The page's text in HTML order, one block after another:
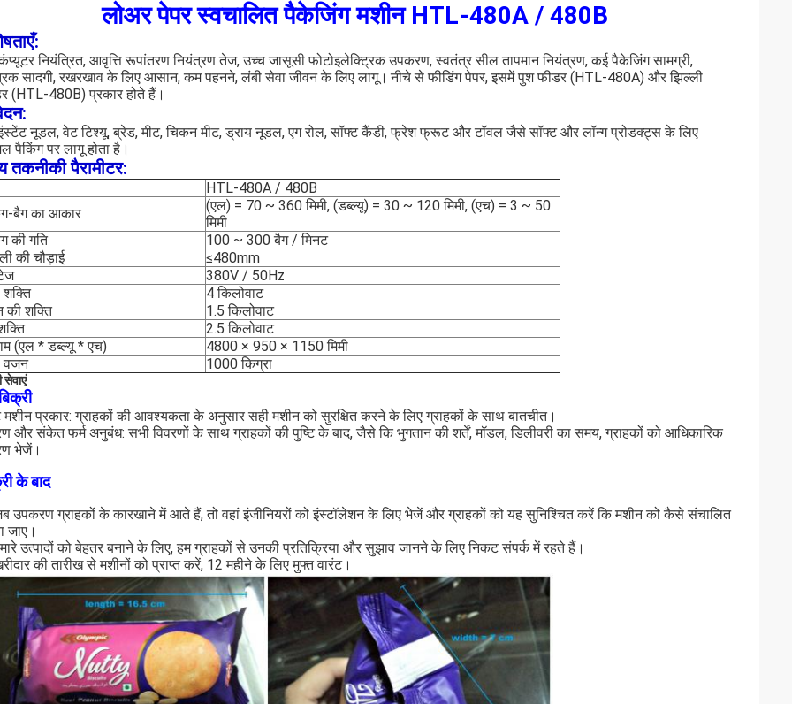
लोअर पेपर स्वचालित पैकेजिंग मशीन HTL-480A / 480B
कंप्यूटर नियंत्रित, आवृत्ति रूपांतरण नियंत्रण तेज, उच्च जासूसी फोटोइलेक्ट्रिक उपकरण, स्वतंत्र सील तापमान नियंत्रण, कई पैकेजिंग सामग्री,
सादगी, रखरखाव के लिए आसान, कम पहनने, लंबी सेवा जीवन के लिए लागू। नीचे से फीडिंग पेपर, इसमें पुश फीडर (HTL-480A) और झिल्ली
(HTL-480B) प्रकार होते हैं।
नूडल, वेट टिश्यू, ब्रेड, मीट, चिकन मीट, ड्राय नूडल, एग रोल, सॉफ्ट कैंडी, फ्रेश फ्रूट और टॉवल जैसे सॉफ्ट और लॉन्ग प्रोडक्ट्स के लिए
पैकिंग पर लागू होता है।
तकनीकी पैरामीटर:
HTL-480A / 480B
बैग का आकार
(एल) = 70 ~ 360 मिमी, (डब्ल्यू) = 30 ~ 120 मिमी, (एच) = 3 ~ 50
मिमी
की गति
100 ~ 300 बैग / मिनट
की चौड़ाई
≤480mm
380V / 50Hz
4 किलोवाट
की शक्ति
1.5 किलोवाट
2.5 किलोवाट
(एल * डब्ल्यू * एच)
4800 × 950 × 1150 मिमी
1000 किग्रा
सेवाएं
मशीन प्रकार: ग्राहकों की आवश्यकता के अनुसार सही मशीन को सुरक्षित करने के लिए ग्राहकों के साथ बातचीत।
और संकेत फर्म अनुबंध: सभी विवरणों के साथ ग्राहकों की पुष्टि के बाद, जैसे कि भुगतान की शर्तें, मॉडल, डिलीवरी का समय, ग्राहकों को आधिकारिक
भेजें।
के बाद
उपकरण ग्राहकों के कारखाने में आते हैं, तो वहां इंजीनियरों को इंस्टॉलेशन के लिए भेजें और ग्राहकों को यह सुनिश्चित करें कि मशीन को कैसे संचालित
जाए।
उत्पादों को बेहतर बनाने के लिए, हम ग्राहकों से उनकी प्रतिक्रिया और सुझाव जानने के लिए निकट संपर्क में रहते हैं।
की तारीख से मशीनों को प्राप्त करें, 12 महीने के लिए मुफ्त वारंट।